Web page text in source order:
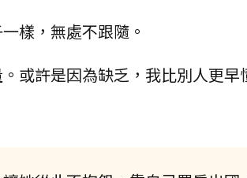
樣，無處不跟隨。
或許是因為缺乏，我比別人更早